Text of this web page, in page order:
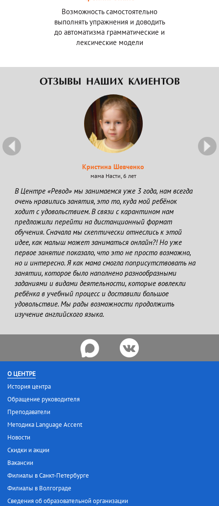
Возможность самостоятельно
выполнять упражнения и доводить
до автоматизма грамматические и
лексические модели
ОТЗЫВЫ НАШИХ КЛИЕНТОВ
Кристина Шевченко
мама Насти, 6 лет
В Центре «Ревод» мы занимаемся уже 3 года, нам всегда
очень нравились занятия, это то, куда мой ребёнок
ходит с удовольствием. В связи с карантином нам
предложили перейти на дистанционный формат
обучения. Сначала мы скептически отнеслись к этой
идее, как малыш может заниматься онлайн?! Но уже
первое занятие показало, что это не просто возможно,
но и интересно. Я как мама смогла поприсутствовать на
занятии, которое было наполнено разнообразными
заданиями и видами деятельности, которые вовлекли
ребёнка в учебный процесс и доставили большое
удовольствие. Мы рады возможности продолжить
изучение английского языка.
Previous
О ЦЕНТРЕ
История центра
Обращение руководителя
Преподаватели
Методика Language Accent
Новости
Скидки и акции
Вакансии
Филиалы в Санкт-Петербурге
Филиалы в Волгограде
Сведения об образовательной организации